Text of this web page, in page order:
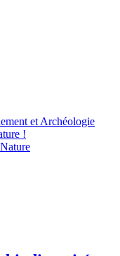
et Archéologie
!